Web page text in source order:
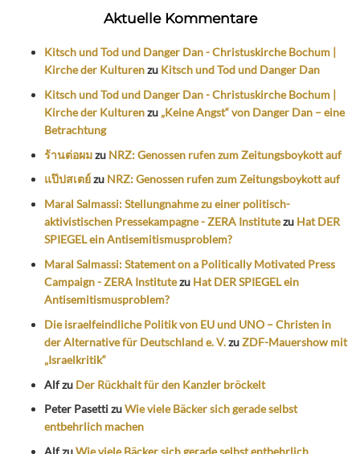
Aktuelle Kommentare
Kitsch und Tod und Danger Dan - Christuskirche Bochum |
Kirche der Kulturenzu Kitsch und Tod und Danger Dan
Kitsch und Tod und Danger Dan - Christuskirche Bochum |
Kirche der Kulturenzu „Keine Angst“ von Danger Dan – eine
Betrachtung
ร้านต่อผมzu NRZ: Genossen rufen zum Zeitungsboykott auf
แป๊ปสเตย์zu NRZ: Genossen rufen zum Zeitungsboykott auf
Maral Salmassi: Stellungnahme zu einer politisch-
aktivistischen Pressekampagne - ZERA Institutezu Hat DER
SPIEGEL ein Antisemitismusproblem?
Maral Salmassi: Statement on a Politically Motivated Press
Campaign - ZERA Institutezu Hat DER SPIEGEL ein
Antisemitismusproblem?
Die israelfeindliche Politik von EU und UNO – Christen in
der Alternative für Deutschland e. V.zuZDF-Mauershow mit
„Israelkritik“
Alfzu Der Rückhalt für den Kanzler bröckelt
Peter PasettizuWie viele Bäcker sich gerade selbst
entbehrlich machen